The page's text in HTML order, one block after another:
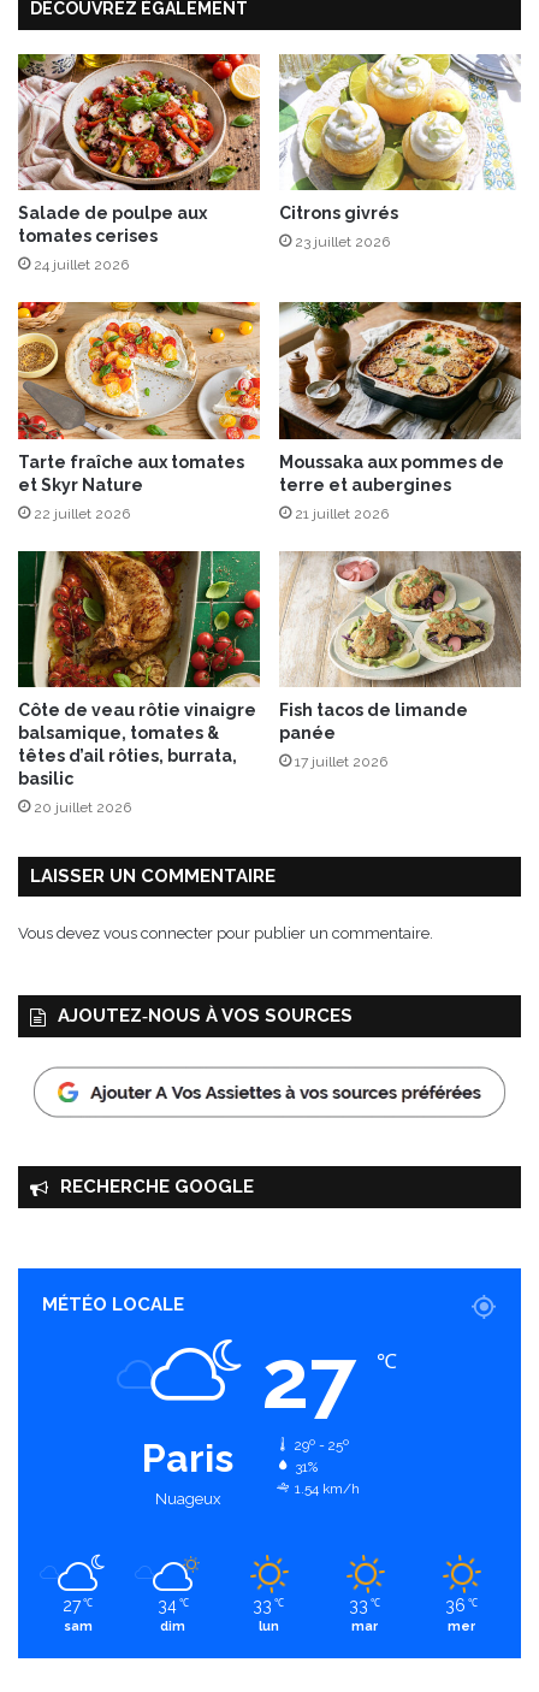
i
n
:
d
e
s
p
l
a
t
p
r
é
p
a
r
é
s
B
e
g
a
n
!
DÉCOUVREZ ÉGALEMENT
Salade de poulpe aux
tomates cerises
24 juillet 2026
Citrons givrés
23 juillet 2026
Tarte fraîche aux tomates
et Skyr Nature
22 juillet 2026
Moussaka aux pommes de
terre et aubergines
21 juillet 2026
Côte de veau rôtie vinaigre
balsamique, tomates &
têtes d’ail rôties, burrata,
basilic
20 juillet 2026
Fish tacos de limande
panée
17 juillet 2026
LAISSER UN COMMENTAIRE
Vous devez vous connecter pour publier un commentaire.
AJOUTEZ‑NOUS À VOS SOURCES
RECHERCHE GOOGLE
MÉTÉO LOCALE
Paris
Nuageux
27 ℃
29º - 25º
31%
1.54 km/h
27 ℃
sam
34 ℃
dim
33 ℃
lun
33 ℃
mar
36 ℃
mer